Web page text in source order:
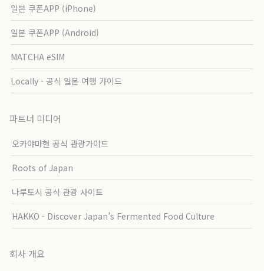
일본 쿠폰APP (iPhone)
일본 쿠폰APP (Android)
MATCHA eSIM
Locally - 공식 일본 여행 가이드
파트너 미디어
오카야마현 공식 관광가이드
Roots of Japan
나루토시 공식 관광 사이트
HAKKO - Discover Japan’s Fermented Food Culture
회사 개요